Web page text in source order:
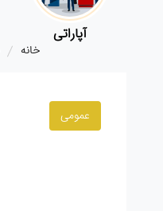
آپاراتی
خانه
عمومی